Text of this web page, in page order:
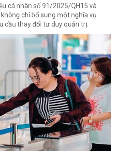
cá nhân số 91/2025/QH15 và
chỉ bổ sung một nghĩa vụ
cầu thay đổi tư duy quản trị.